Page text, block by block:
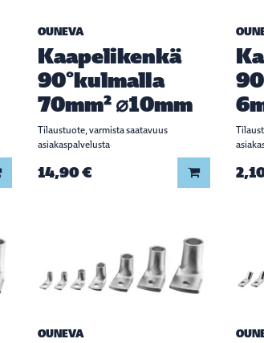
Lisää koriin
OUNEVA
Kaapelikenkä
90°kulmalla
70mm² ⌀10mm
Tilaustuote, varmista saatavuus
asiakaspalvelusta
14,90 € Lisää koriin
OUNEVA